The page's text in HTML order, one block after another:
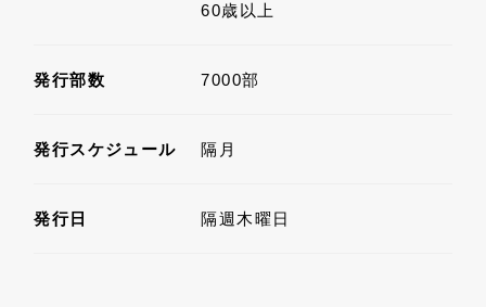
60歳以上
発行部数 7000部
発行スケジュール 隔月
発行日 隔週木曜日